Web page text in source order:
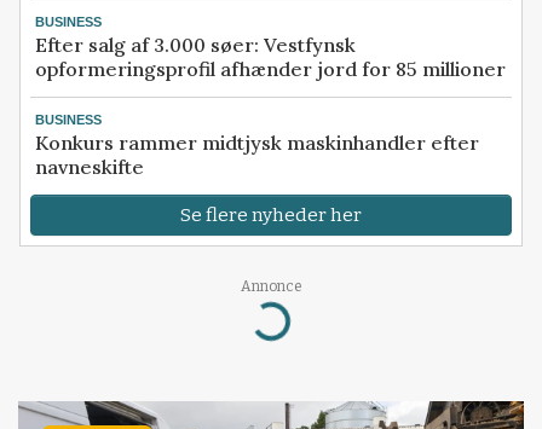
BUSINESS
Efter salg af 3.000 søer: Vestfynsk
opformeringsprofil afhænder jord for 85 millioner
BUSINESS
Konkurs rammer midtjysk maskinhandler efter
navneskifte
Se flere nyheder her
Annonce
Loading...